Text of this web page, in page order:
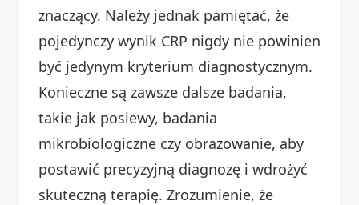
znaczący. Należy jednak pamiętać, że
pojedynczy wynik CRP nigdy nie powinien
być jedynym kryterium diagnostycznym.
Konieczne są zawsze dalsze badania,
takie jak posiewy, badania
mikrobiologiczne czy obrazowanie, aby
postawić precyzyjną diagnozę i wdrożyć
skuteczną terapię. Zrozumienie, że